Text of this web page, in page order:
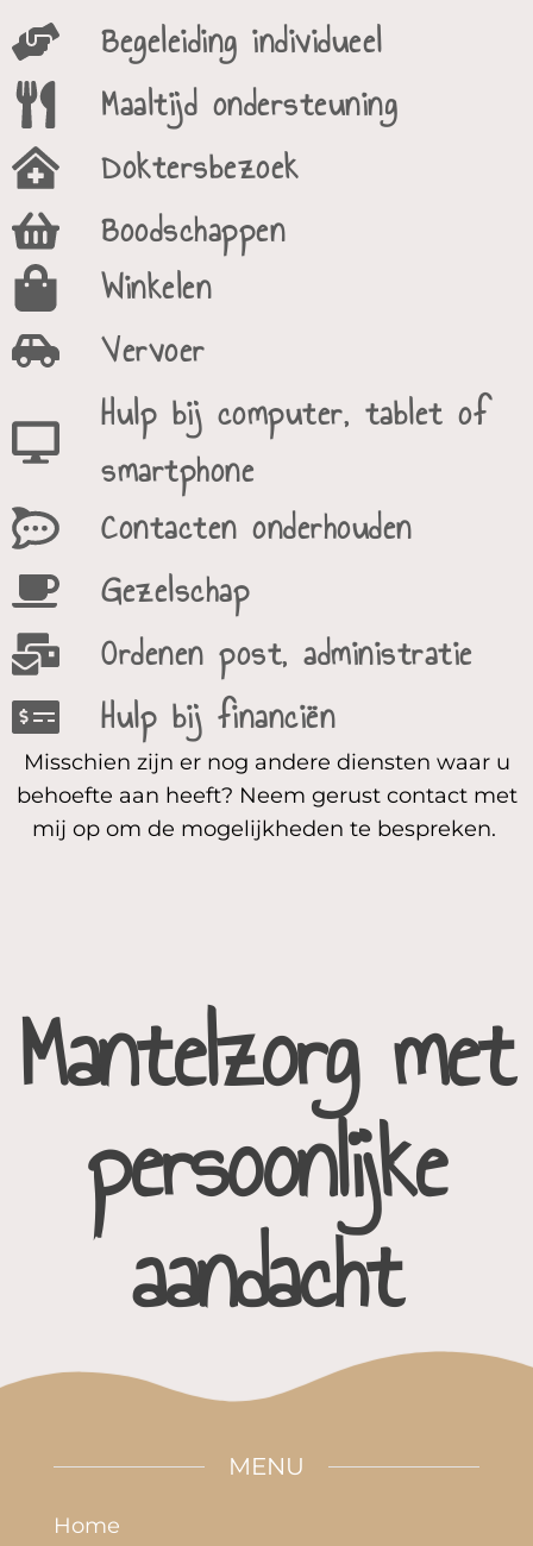
Begeleiding individueel
Maaltijd ondersteuning​
Doktersbezoek
Boodschappen
Winkelen
Vervoer
Hulp bij computer, tablet of
smartphone
Contacten onderhouden
Gezelschap
Ordenen post, administratie
Hulp bij financiën
Misschien zijn er nog andere diensten waar u
behoefte aan heeft? Neem gerust contactmet
mij op om de mogelijkheden te bespreken.
Mantelzorg met
persoonlijke
aandacht
MENU
Home